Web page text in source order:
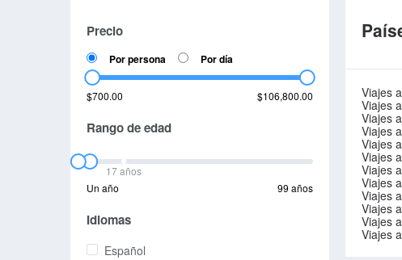
Precio
Por persona Por día
$700.00 $106,800.00
Rango de edad
17 años
Un año
99 años
Idiomas
Español
Viajes
Viajes
Viajes
Viajes
Viajes
Viajes
Viajes
Viajes
Viajes
Viajes
Viajes
Viajes